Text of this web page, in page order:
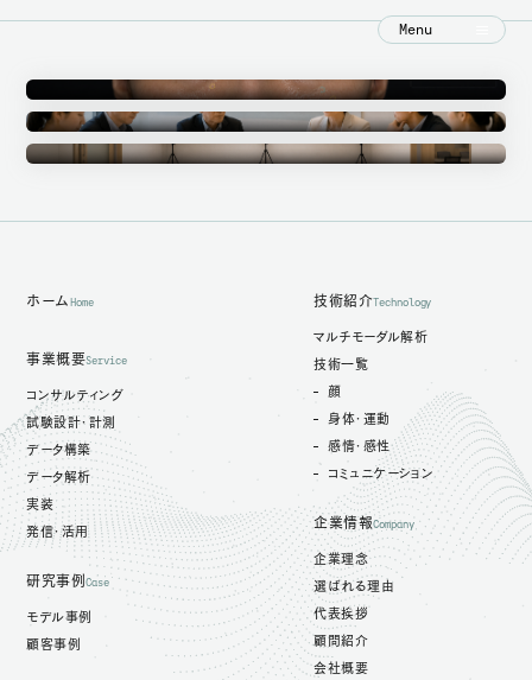
Menu
アノテーション事業
ホーム Home
事業概要Service
コンサルティング
試験設計・計測
データ構築
データ解析
実装
発信・活用
研究事例Case
モデル事例
顧客事例
技術紹介Technology
マルチモーダル解析
技術一覧
顔
身体・運動
感情・感性
コミュニケーション
企業情報Company
企業理念
選ばれる理由
代表挨拶
顧問紹介
会社概要